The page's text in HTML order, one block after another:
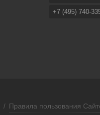
+7 (495) 740-
/ Правила пользования